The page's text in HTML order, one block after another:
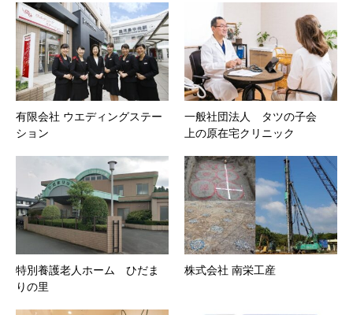
有限会社 ウエディングステー
ション
一般社団法人 タツの子会
上の原在宅クリニック
特別養護老人ホーム ひだま
りの里
株式会社 南栄工産